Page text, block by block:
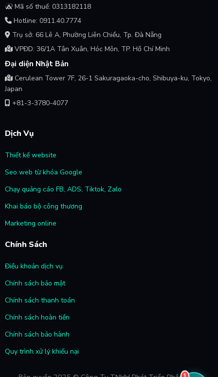
Dịch Vụ
Thiết kế website
Seo web từ khóa Google
Chạy quảng cáo FB, ADS, Tiktok, Zalo
Khai báo bộ công thương
Marketing online
Chính Sách
Điều khoản dịch vụ
Chính sách bảo mật
Chính sách thanh toán
Chính sách hoàn tiền
Chính sách bảo hành
Quy trình xử lý khiếu nại
Mã số thuế: 0313182118
Hotline: 0911.40.7774
Trụ sở: 66 Lê A, Phường Liên Chiểu, Tp. Đà Nẵng
VPĐD: 36/1A Tân Xuân, Hóc Môn, TP. Hồ Chí Minh
Đại diện Nhật Bản
Cerulean Tower 7F, 26-1 Sakuragaoka-cho, Shibuya-ku, Tokyo,
Japan
+81-3-3780-4077